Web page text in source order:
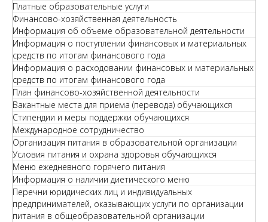
Платные образовательные услуги
Финансово-хозяйственная деятельность
Информация об объеме образовательной деятельности
Информация о поступлении финансовых и материальных
средств по итогам финансового года
Информация о расходовании финансовых и материальных
средств по итогам финансового года
План финансово-хозяйственной деятельности
Вакантные места для приема (перевода) обучающихся
Стипендии и меры поддержки обучающихся
Международное сотрудничество
Организация питания в образовательной организации
Условия питания и охрана здоровья обучающихся
Меню ежедневного горячего питания
Информация о наличии диетического меню
Перечни юридических лиц и индивидуальных
предпринимателей, оказывающих услуги по организации
питания в общеобразовательной организации